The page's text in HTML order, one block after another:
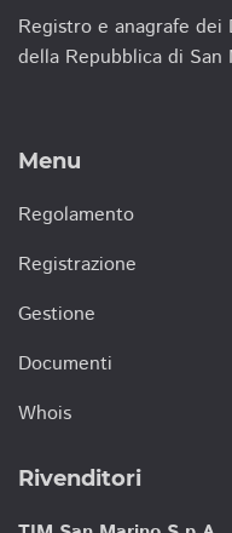
Registro e anagrafe dei
della Repubblica di San
Menu
Regolamento
Registrazione
Gestione
Documenti
Whois
Rivenditori